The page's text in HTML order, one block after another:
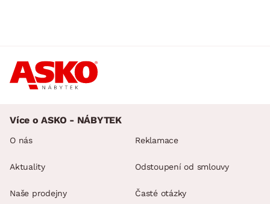
Více o ASKO - NÁBYTEK
O nás
Aktuality
Naše prodejny
Reklamace
Odstoupení od smlouvy
Časté otázky